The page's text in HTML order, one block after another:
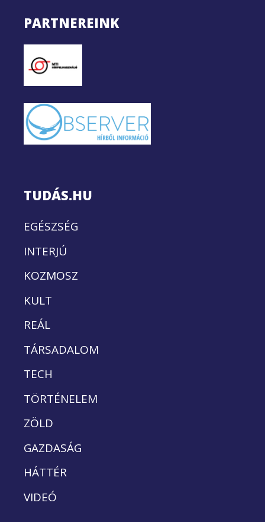
PARTNEREINK
TUDÁS.HU
EGÉSZSÉG
INTERJÚ
KOZMOSZ
KULT
REÁL
TÁRSADALOM
TECH
TÖRTÉNELEM
ZÖLD
GAZDASÁG
HÁTTÉR
VIDEÓ